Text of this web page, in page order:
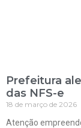
Prefeitura
das NFS-e
18 de março de 2026
Atenção